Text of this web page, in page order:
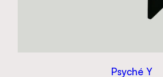
Psyché Y